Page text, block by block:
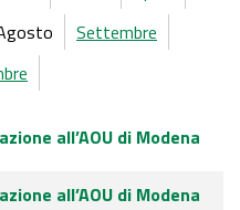
Settembre
all’AOU di Modena
all’AOU di Modena